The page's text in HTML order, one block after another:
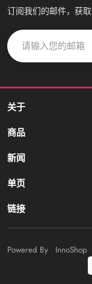
订阅我们的邮件，获
关于
商品
新闻
单页
链接
Powered By InnoShop